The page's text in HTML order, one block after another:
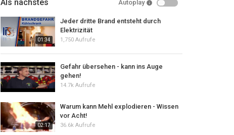
Als nächstes Autoplay
01:34
Jeder dritte Brand entsteht durch
Elektrizität
1,750 Aufrufe
Gefahr übersehen - kann ins Auge
gehen!
14.7k Aufrufe
02:17
Warum kann Mehl explodieren - Wissen
vor Acht!
36.6k Aufrufe